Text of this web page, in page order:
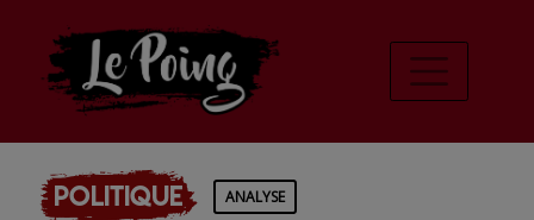
Politique ANALYSE